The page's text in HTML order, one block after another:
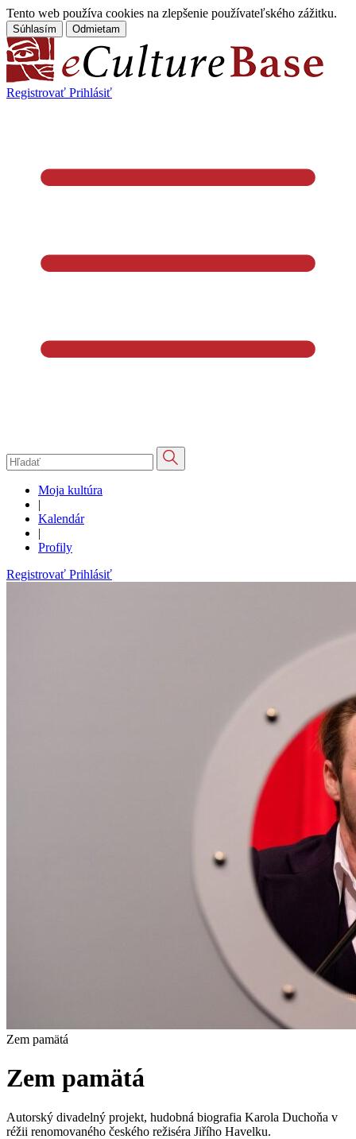
Tento web používa cookies na zlepšenie používateľského zážitku.
Súhlasím Odmietam
Registrovať Prihlásiť
Moja kultúra
|
Kalendár
|
Profily
Registrovať Prihlásiť
Zem pamätá
Zem pamätá
Autorský divadelný projekt, hudobná biografia Karola Duchoňa v
réžii renomovaného českého režiséra Jiřího Havelku.